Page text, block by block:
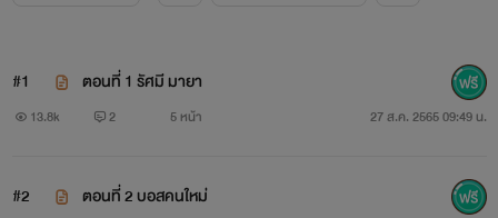
#1 ตอนที่ 1 รัศมี มายา
13.8k 2 5 หน้า 27 ส.ค. 2565 09:49 น.
#2 ตอนที่ 2 บอสคนใหม่